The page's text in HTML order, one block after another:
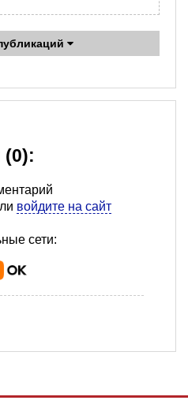
(0):
войдите на сайт
сети: